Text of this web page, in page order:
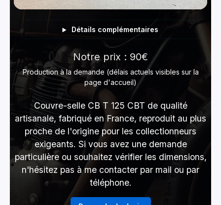
Détails complémentaires
Notre prix : 90€
Production à la demande (délais actuels visibles sur la
page d'accueil)
Couvre-selle CB T 125 CBT de qualité
artisanale, fabriqué en France, reproduit au plus
proche de l'origine pour les collectionneurs
exigeants. Si vous avez une demande
particulière ou souhaitez vérifier les dimensions,
n'hésitez pas à me contacter par mail ou par
téléphone.